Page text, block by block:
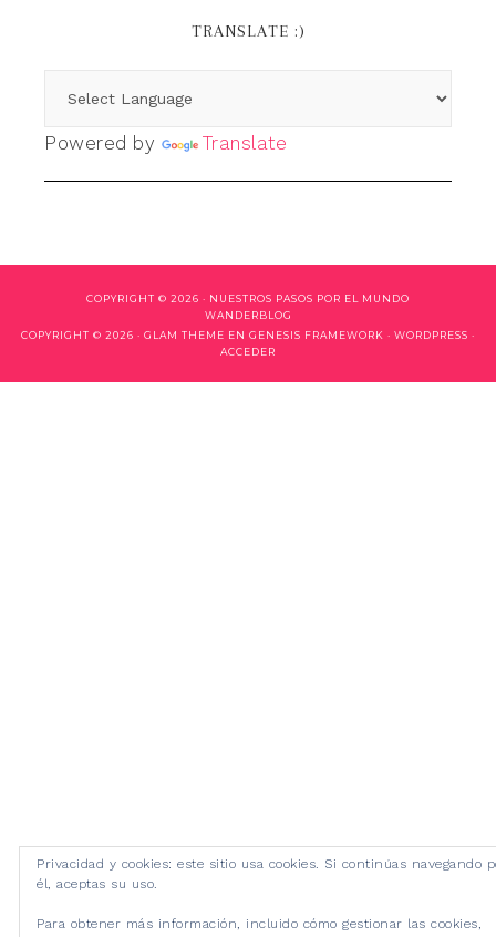
TRANSLATE :)
Powered by Translate
COPYRIGHT © 2026 · NUESTROS PASOS POR EL MUNDO
WANDERBLOG
COPYRIGHT © 2026 · GLAM THEME EN GENESIS FRAMEWORK · WORDPRESS ·
ACCEDER
Privacidad y cookies: este sitio usa cookies. Si continúas navegando
él, aceptas su uso.
Para obtener más información, incluido cómo gestionar las cookies,